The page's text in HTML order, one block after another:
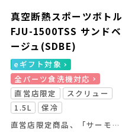
真空断熱スポーツボトル
FJU-1500TSS サンドベ
ージュ(SDBE)
eギフト対象
全パーツ食洗機対応
直営店限定
スクリュー
1.5L
保冷
直営店限定商品、「サーモス スタイリングシリーズ LOGO」